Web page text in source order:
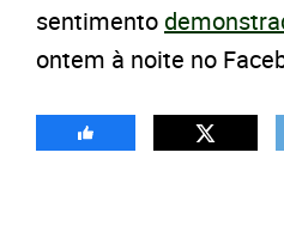
sentimento
ontem à noite no